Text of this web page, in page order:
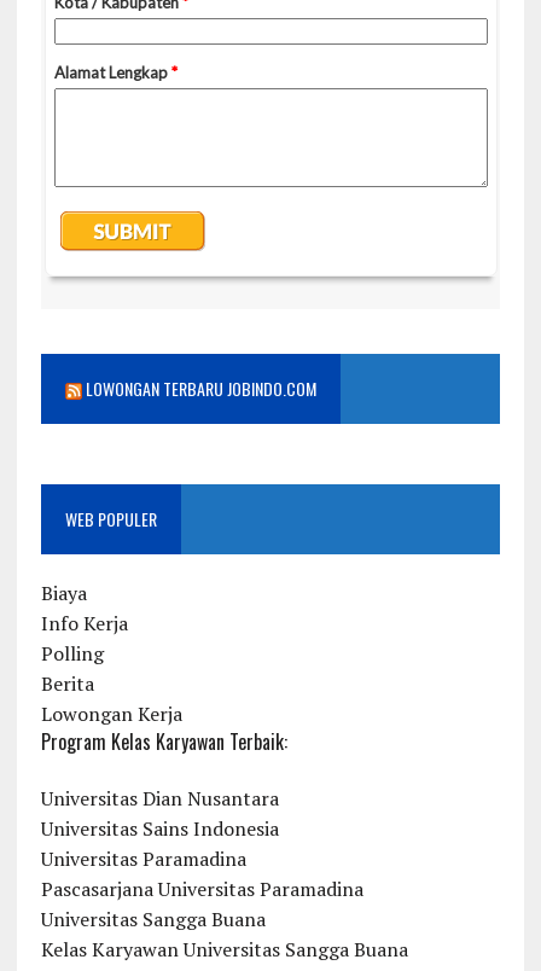
LOWONGAN TERBARU JOBINDO.COM
WEB POPULER
Biaya
Info Kerja
Polling
Berita
Lowongan Kerja
Program Kelas Karyawan Terbaik:
Universitas Dian Nusantara
Universitas Sains Indonesia
Universitas Paramadina
Pascasarjana Universitas Paramadina
Universitas Sangga Buana
Kelas Karyawan Universitas Sangga Buana